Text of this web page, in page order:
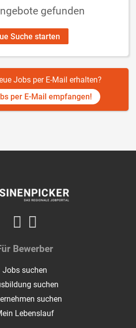
gefunden
Suche starten
Jobs per E-Mail erhalten?
per E-Mail empfangen!
Bewerber
Jobs suchen
suchen
suchen
Lebenslauf